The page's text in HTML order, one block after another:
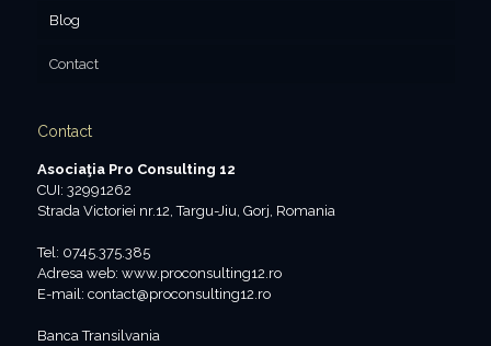
Blog
Contact
Contact
Asociaţia Pro Consulting 12
CUI: 32991262
Strada Victoriei nr.12, Targu-Jiu, Gorj, Romania
Tel: 0745.375.385
Adresa web: www.proconsulting12.ro
E-mail: contact@proconsulting12.ro
Banca Transilvania